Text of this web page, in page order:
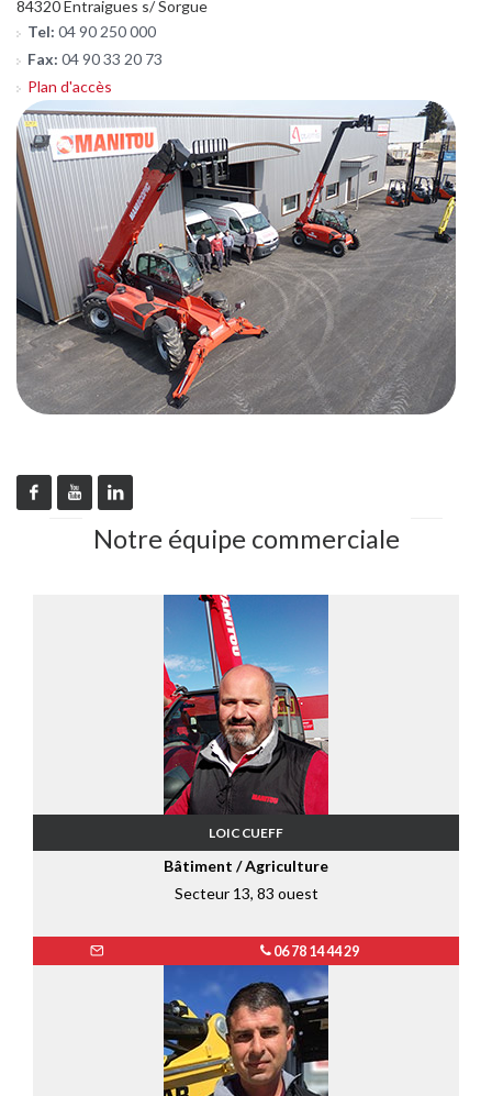
84320 Entraigues s/ Sorgue
Tel: 04 90 250 000
Fax: 04 90 33 20 73
Plan d'accès
Notre équipe commerciale
LOIC CUEFF
Bâtiment / Agriculture
Secteur 13, 83 ouest
06 78 14 44 29